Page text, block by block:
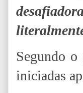
Segundo
iniciadas